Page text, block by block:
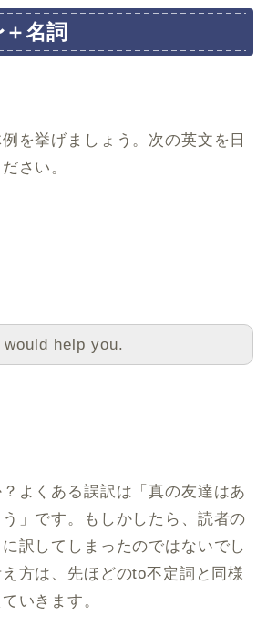
＋名詞
を挙げましょう。次の英文を日
さい。
help you.
よくある誤訳は「真の友達はあ
」です。もしかしたら、読者の
訳してしまったのではないでし
方は、先ほどのto不定詞と同様
いきます。